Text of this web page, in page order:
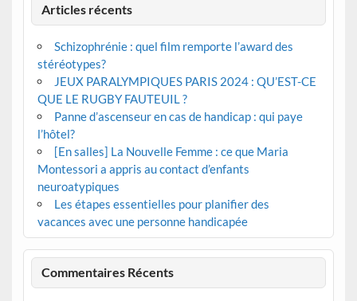
Articles récents
Schizophrénie : quel film remporte l’award des
stéréotypes?
JEUX PARALYMPIQUES PARIS 2024 : QU’EST-CE
QUE LE RUGBY FAUTEUIL ?
Panne d’ascenseur en cas de handicap : qui paye
l’hôtel?
[En salles] La Nouvelle Femme : ce que Maria
Montessori a appris au contact d’enfants
neuroatypiques
Les étapes essentielles pour planifier des
vacances avec une personne handicapée
Commentaires Récents